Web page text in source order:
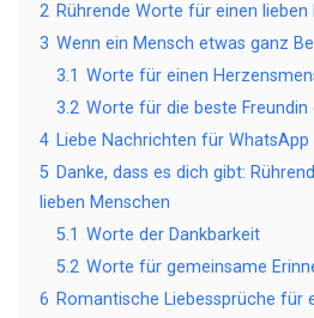
2 Rührende Worte für einen
3 Wenn ein Mensch etwas ganz
3.1 Worte für einen
3.2 Worte für die beste Freundin
4 Liebe Nachrichten für
5 Danke, dass es dich gibt:
lieben Menschen
5.1 Worte der Dankbarkeit
5.2 Worte für gemeinsame
6 Romantische Liebessprüche für